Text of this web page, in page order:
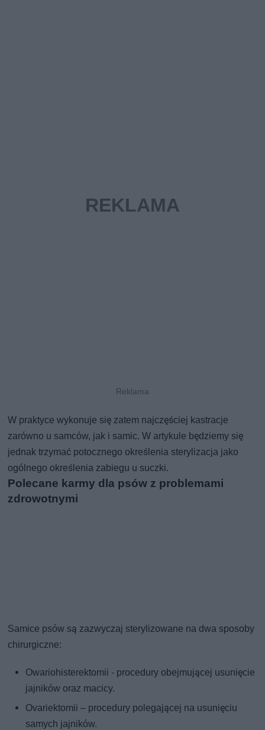
W praktyce wykonuje się zatem najczęściej kastracje
zarówno u samców, jak i samic. W artykule będziemy się
jednak trzymać potocznego określenia sterylizacja jako
ogólnego określenia zabiegu u suczki.
Polecane karmy dla psów z problemami
zdrowotnymi
Samice psów są zazwyczaj sterylizowane na dwa sposoby
chirurgiczne:
Owariohisterektomii - procedury obejmującej usunięcie
jajników oraz macicy.
Ovariektomii – procedury polegającej na usunięciu
samych jajników.